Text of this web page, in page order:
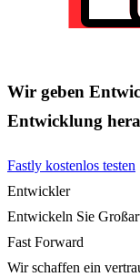
Wir geben
Entwicklung
Fastly kostenlos testen
Entwickler
Entwickeln Sie
Fast Forward
Wir schaffen ein